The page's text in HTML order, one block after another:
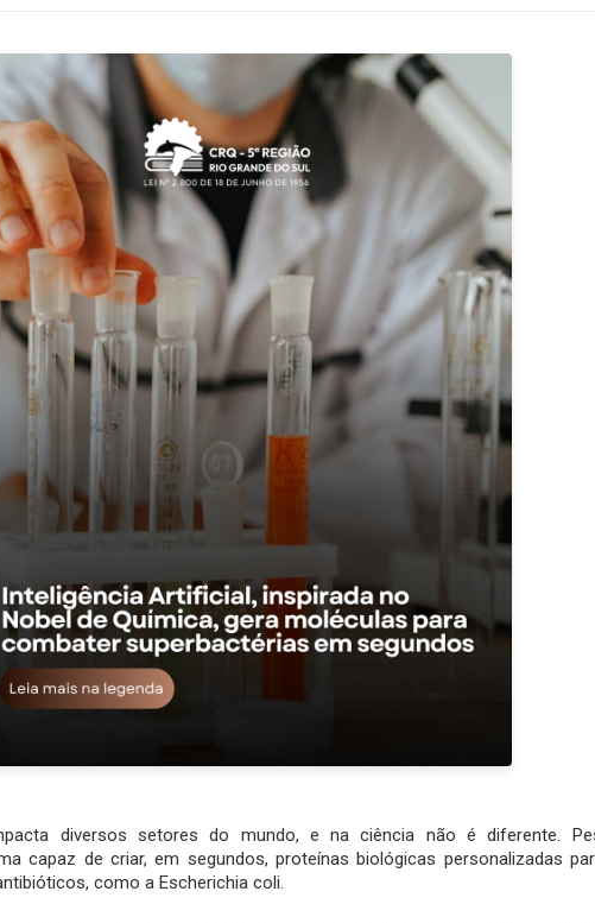
diversos setores do mundo, e na ciência não é diferente.
capaz de criar, em segundos, proteínas biológicas personalizadas
como a Escherichia coli.